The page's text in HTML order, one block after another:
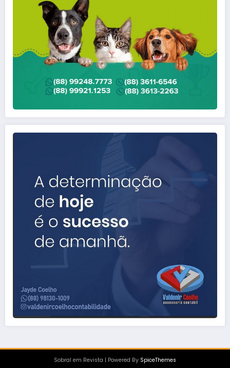
Sobral em Revista | Powered By SpiceThemes